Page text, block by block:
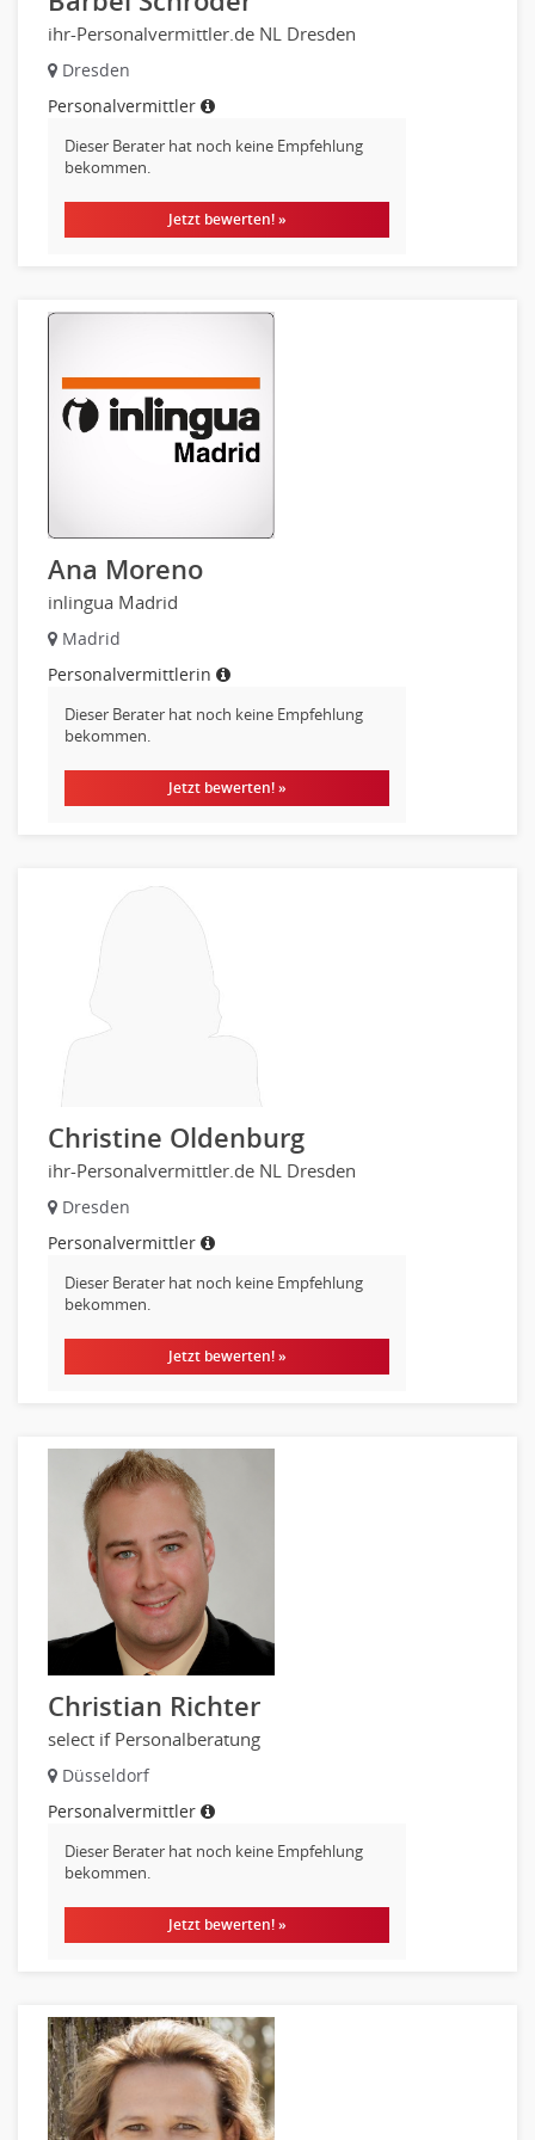
Pflegehelfer
Physiotherapie
Sanitätsdienst, ambulanter Dienst
Strahlentherapie
Immobilienmakler
Kundenservice
Pharmaberater
Pre-Sales
Telesales
ihr-Personalvermittler.de NL Dresden
Dresden
Personalvermittler
Dieser Berater hat noch keine Empfehlung
bekommen.
Jetzt bewerten! »
Ana Moreno
inlingua Madrid
Madrid
Personalvermittlerin
Dieser Berater hat noch keine Empfehlung
bekommen.
Jetzt bewerten! »
Christine Oldenburg
ihr-Personalvermittler.de NL Dresden
Dresden
Personalvermittler
Dieser Berater hat noch keine Empfehlung
bekommen.
Jetzt bewerten! »
Christian Richter
select if Personalberatung
Düsseldorf
Personalvermittler
Dieser Berater hat noch keine Empfehlung
bekommen.
Jetzt bewerten! »